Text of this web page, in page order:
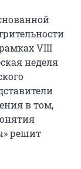
VIII
неделя
в том,
решит